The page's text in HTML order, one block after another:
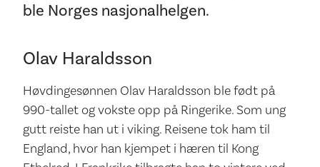
ble Norges nasjonalhelgen.
Olav Haraldsson
Høvdingesønnen Olav Haraldsson ble født på
990-tallet og vokste opp på Ringerike. Som ung
gutt reiste han ut i viking. Reisene tok ham til
England, hvor han kjempet i hæren til Kong